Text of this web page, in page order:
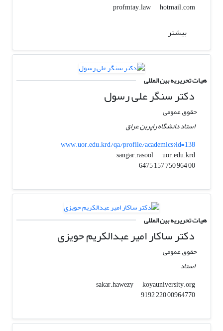
profmtay.law
hotmail.com
بیشتر
هیات تحریریه بین المللی
دکتر سنگر علی رسول
حقوق عمومی
استاد دانشگاه راپربن عراق
www.uor.edu.krd/qa/profile/academics?id=138
sangar.rasool
uor.edu.krd
00 964 750 157 6475
هیات تحریریه بین المللی
دکتر ساکار امیر عبدالکریم حویزی
حقوق عمومی
استاد
sakar.hawezy
koyauniversity.org
00964770 220 9192